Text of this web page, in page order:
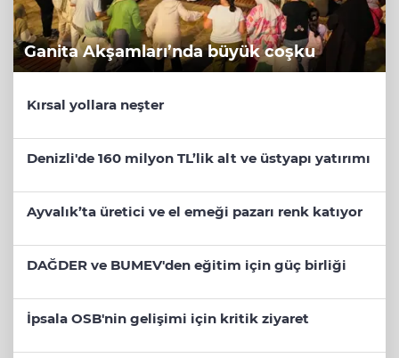
Ganita Akşamları’nda büyük coşku
Kırsal yollara neşter
Denizli'de 160 milyon TL’lik alt ve üstyapı yatırımı
Ayvalık’ta üretici ve el emeği pazarı renk katıyor
DAĞDER ve BUMEV'den eğitim için güç birliği
İpsala OSB'nin gelişimi için kritik ziyaret